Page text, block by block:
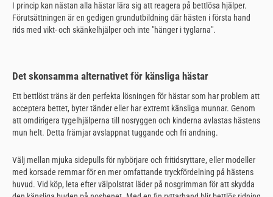
I princip kan nästan alla hästar lära sig att reagera på bettlösa hjälper.
Förutsättningen är en gedigen grundutbildning där hästen i första hand
rids med vikt- och skänkelhjälper och inte "hänger i tyglarna".
Det skonsamma alternativet för känsliga hästar
Ett bettlöst träns är den perfekta lösningen för hästar som har problem att
acceptera bettet, byter tänder eller har extremt känsliga munnar. Genom
att omdirigera tygelhjälperna till nosryggen och kinderna avlastas hästens
mun helt. Detta främjar avslappnat tuggande och fri andning.
Välj mellan mjuka sidepulls för nybörjare och fritidsryttare, eller modeller
med korsade remmar för en mer omfattande tryckfördelning på hästens
huvud. Vid köp, leta efter välpolstrat läder på nosgrimman för att skydda